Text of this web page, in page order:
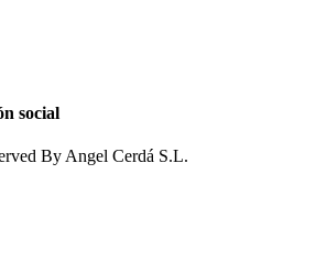
social
By Angel Cerdá S.L.